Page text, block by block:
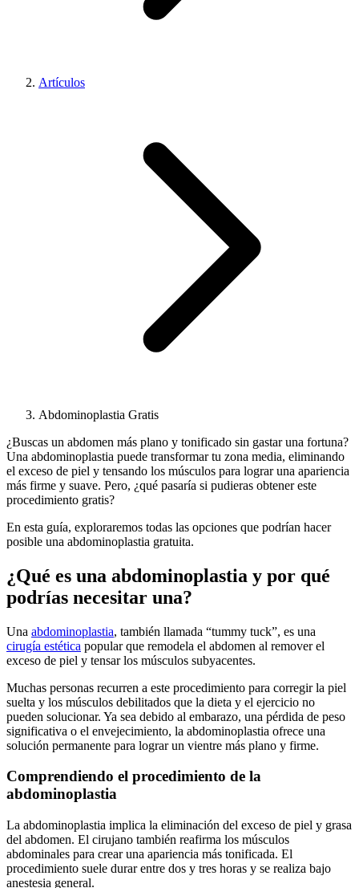
Artículos
Abdominoplastia Gratis
¿Buscas un abdomen más plano y tonificado sin gastar una fortuna?
Una abdominoplastia puede transformar tu zona media, eliminando
el exceso de piel y tensando los músculos para lograr una apariencia
más firme y suave. Pero, ¿qué pasaría si pudieras obtener este
procedimiento gratis?
En esta guía, exploraremos todas las opciones que podrían hacer
posible una abdominoplastia gratuita.
¿Qué es una abdominoplastia y por qué
podrías necesitar una?
Una abdominoplastia, también llamada “tummy tuck”, es una
cirugía estética popular que remodela el abdomen al remover el
exceso de piel y tensar los músculos subyacentes.
Muchas personas recurren a este procedimiento para corregir la piel
suelta y los músculos debilitados que la dieta y el ejercicio no
pueden solucionar. Ya sea debido al embarazo, una pérdida de peso
significativa o el envejecimiento, la abdominoplastia ofrece una
solución permanente para lograr un vientre más plano y firme.
Comprendiendo el procedimiento de la
abdominoplastia
La abdominoplastia implica la eliminación del exceso de piel y grasa
del abdomen. El cirujano también reafirma los músculos
abdominales para crear una apariencia más tonificada. El
procedimiento suele durar entre dos y tres horas y se realiza bajo
anestesia general.